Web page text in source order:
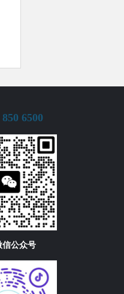
6500
信公众号